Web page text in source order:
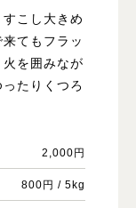
こし大きめ
てもフラッ
を囲みなが
たりくつろ
2,000円
800円 / 5kg